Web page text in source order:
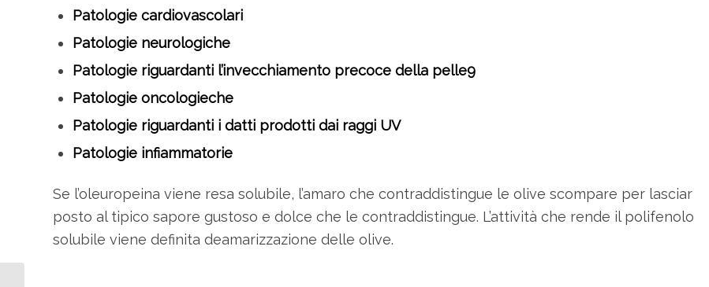
Patologie cardiovascolari
Patologie neurologiche
Patologie riguardanti l’invecchiamento precoce della pelle9
Patologie oncologieche
Patologie riguardanti i datti prodotti dai raggi UV
Patologie infiammatorie
Se l’oleuropeina viene resa solubile, l’amaro che contraddistingue le olive scompare per lasciar
posto al tipico sapore gustoso e dolce che le contraddistingue. L’attività che rende il polifenolo
solubile viene definita deamarizzazione delle olive.